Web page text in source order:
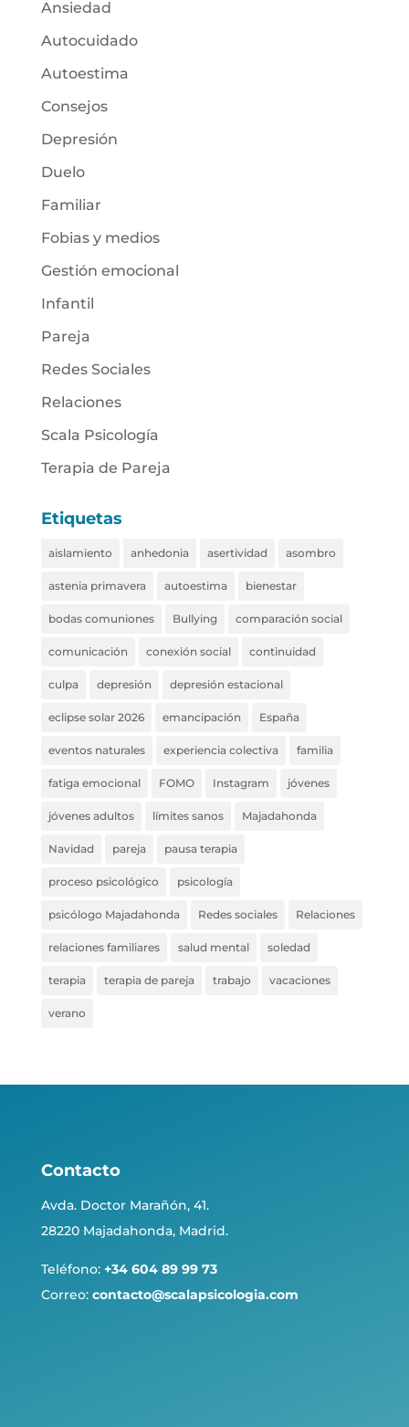
Ansiedad
Autocuidado
Autoestima
Consejos
Depresión
Duelo
Familiar
Fobias y medios
Gestión emocional
Infantil
Pareja
Redes Sociales
Relaciones
Scala Psicología
Terapia de Pareja
Etiquetas
aislamiento anhedonia asertividad asombro
astenia primavera autoestima bienestar
bodas comuniones Bullying comparación social
comunicación conexión social continuidad
culpa depresión depresión estacional
eclipse solar 2026 emancipación España
eventos naturales experiencia colectiva familia
fatiga emocional FOMO Instagram jóvenes
jóvenes adultos límites sanos Majadahonda
Navidad pareja pausa terapia
proceso psicológico psicología
psicólogo Majadahonda Redes sociales Relaciones
relaciones familiares salud mental soledad
terapia terapia de pareja trabajo vacaciones
verano
Contacto
Avda. Doctor Marañón, 41.
28220 Majadahonda, Madrid.
Teléfono: +34 604 89 99 73
Correo: contacto@scalapsicologia.com